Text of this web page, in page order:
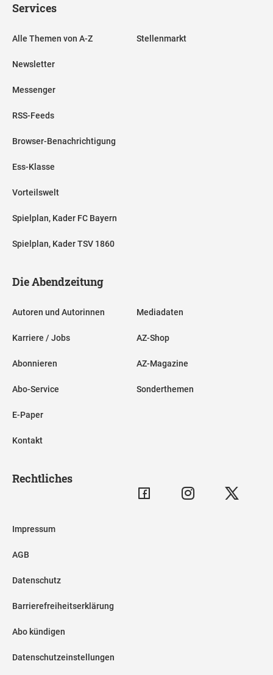
Services
Alle Themen von A-Z
Newsletter
Messenger
RSS-Feeds
Browser-Benachrichtigung
Ess-Klasse
Vorteilswelt
Spielplan, Kader FC Bayern
Spielplan, Kader TSV 1860
Stellenmarkt
Die Abendzeitung
Autoren und Autorinnen
Karriere / Jobs
Abonnieren
Abo-Service
E-Paper
Kontakt
Mediadaten
AZ-Shop
AZ-Magazine
Sonderthemen
Rechtliches
Impressum
AGB
Datenschutz
Barrierefreiheitserklärung
Abo kündigen
Datenschutzeinstellungen